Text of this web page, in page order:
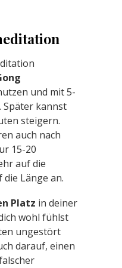
und mit 5-
Später kannst
steigern.
auch nach
15-20
auf die
Länge an.
Platz in deiner
wohl fühlst
ungestört
darauf, einen